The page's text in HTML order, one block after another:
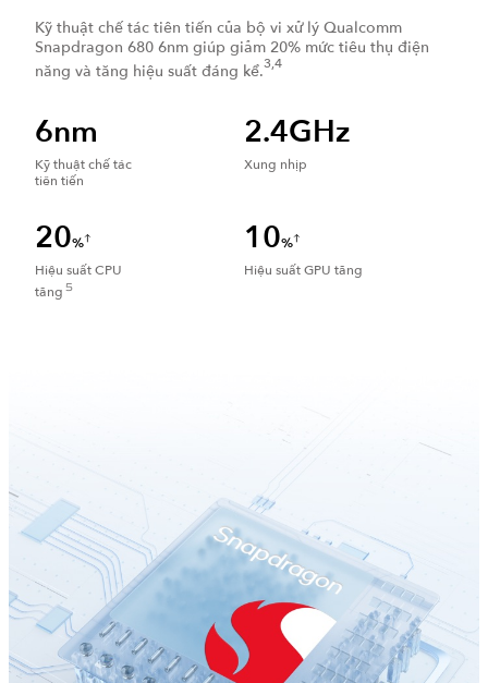
Kỹ thuật chế tác tiên tiến của bộ vi xử lý Qualcomm
Snapdragon 680 6nm giúp giảm 20% mức tiêu thụ điện
năng và tăng hiệu suất đáng kể.3,4
6nm
Kỹ thuật chế tác
tiên tiến
2.4GHz
Xung nhịp
20%
Hiệu suất CPU
tăng 5
10%
Hiệu suất GPU tăng